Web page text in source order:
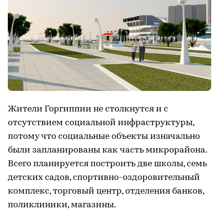
Жители Горгиппии не столкнутся и с
отсутствием социальной инфраструктуры,
потому что социальные объекты изначально
были запланированы как часть микрорайона.
Всего планируется построить две школы, семь
детских садов, спортивно-оздоровительный
комплекс, торговый центр, отделения банков,
поликлиники, магазины.